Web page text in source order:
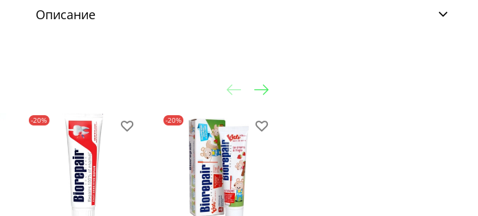
Описание
-20% -20%